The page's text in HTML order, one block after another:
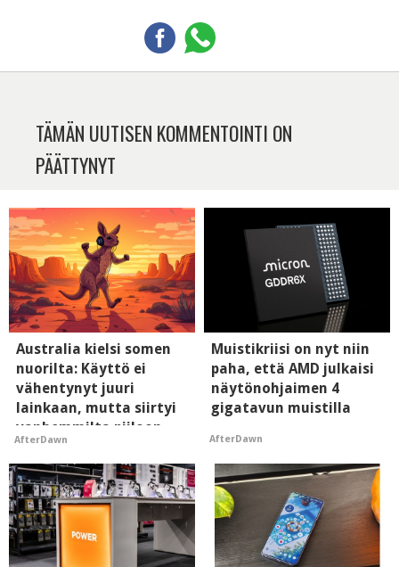
TÄMÄN UUTISEN KOMMENTOINTI ON
PÄÄTTYNYT
Australia kielsi somen
nuorilta: Käyttö ei
vähentynyt juuri
lainkaan, mutta siirtyi
vanhemmilta piiloon
AfterDawn
Muistikriisi on nyt niin
paha, että AMD julkaisi
näytönohjaimen 4
gigatavun muistilla
AfterDawn